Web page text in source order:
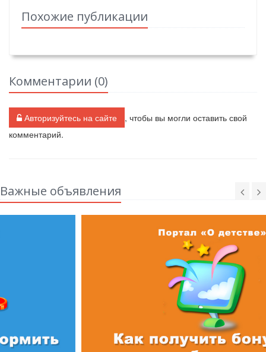
Похожие публикации
Комментарии (0)
Авторизуйтесь на сайте
, чтобы вы могли оставить свой
комментарий.
Важные объявления